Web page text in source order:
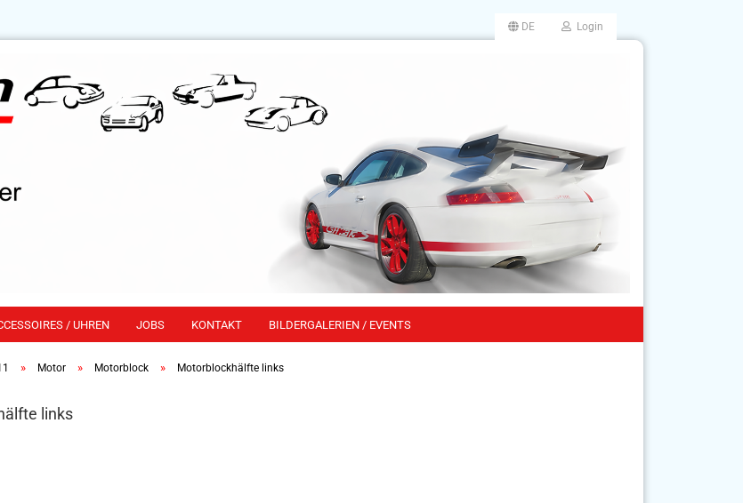
DE Login
/ UHREN JOBS KONTAKT BILDERGALERIEN / EVENTS
» Motor » Motorblock » Motorblockhälfte links
links